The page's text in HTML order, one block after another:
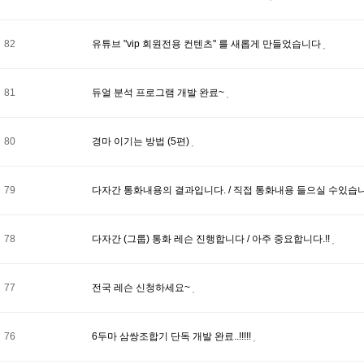
82 유튜브 "vip 회원전용 컨텐츠" 를 새롭게 만들었습니다
81 듀얼 분석 프로그램 개발 완료~
80 경마 이기는 방법 (5편)
79 다자간 통화내용의 결과입니다. / 직접 통화내용 들으실 수있습
78 다자간 (그룹) 통화 레슨 진행합니다 / 아주 중요합니다.!!
77 전국 레슨 신청하세요~
76 6두마 삼쌍조합기 단독 개발 완료..!!!!!